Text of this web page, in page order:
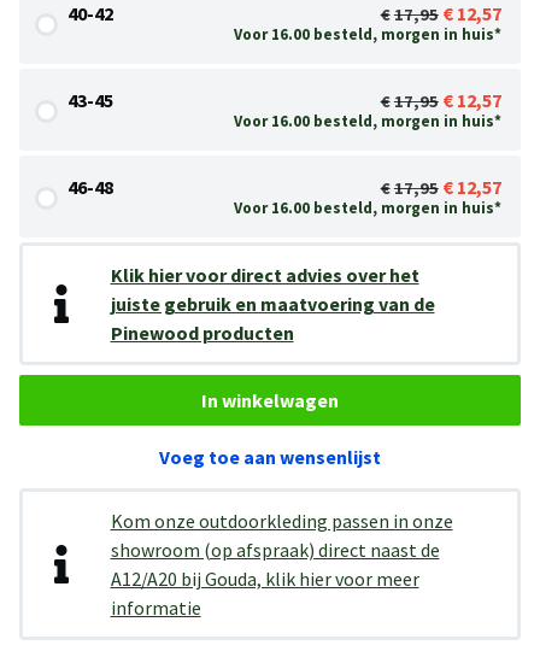
40-42 17,95 12,57
Voor 16.00 besteld, morgen in huis*
43-45 17,95 12,57
Voor 16.00 besteld, morgen in huis*
46-48 17,95 12,57
Voor 16.00 besteld, morgen in huis*
Klik hier voor direct advies over het
juiste gebruik en maatvoering van de
Pinewood producten
In winkelwagen
Voeg toe aan wensenlijst
Kom onze outdoorkleding passen in onze
showroom (op afspraak) direct naast de
A12/A20 bij Gouda, klik hier voor meer
informatie